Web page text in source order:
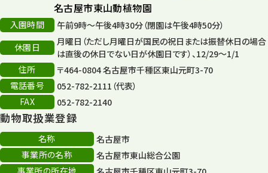
平和公園
森のとこやさん 121
再生
再生フォーラム
80周年
その他
その他イベント
名古屋市東山動植物園
入園時間
午前9時～午後4時30分（閉園は午後4時50分）
休園日
月曜日（ただし月曜日が国民の祝日または振替休日の場合
は直後の休日でない日が休園日です）、12/29～1/1
住所
〒464-0804 名古屋市千種区東山元町3-70
電話番号
052-782-2111（代表）
FAX
052-782-2140
動物取扱業登録
名称
名古屋市
事業所の名称
名古屋市東山総合公園